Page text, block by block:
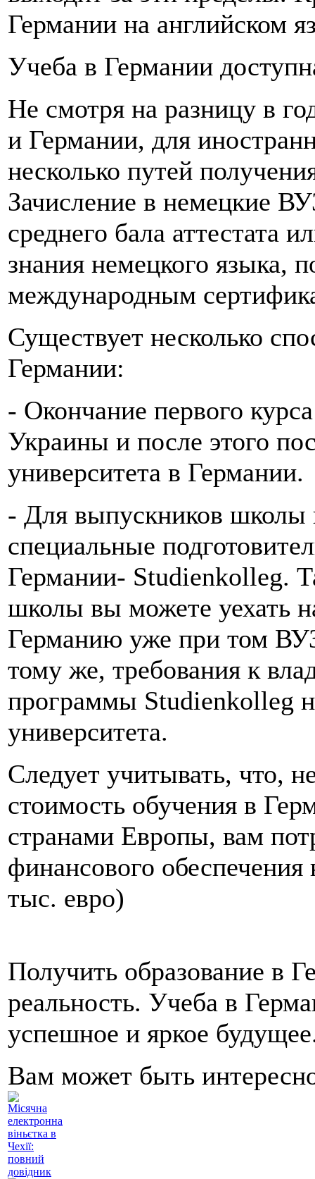
Германии на английском
Учеба в Германии
Не смотря на разницу в
и Германии, для
несколько путей
Зачисление в немецкие
среднего бала аттестата
знания немецкого языка,
международным
Существует несколько
Германии:
- Окончание первого
Украины и после этого
университета в Германии.
- Для выпускников школы
специальные
Германии- Studienkolleg.
школы вы можете уехать
Германию уже при том
тому же, требования к
программы Studienkolleg
университета.
Следует учитывать, что,
стоимость обучения в
странами Европы, вам
финансового
тыс. евро)
Получить образование в
реальность. Учеба в
успешное и яркое
Вам может быть
Місячна
електронна
віньєтка в
Чехії:
повний
довідник